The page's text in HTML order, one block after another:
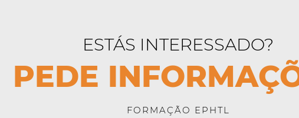
ESTÁS INTERESSADO?
PEDE
FORMAÇÃO EPHTL